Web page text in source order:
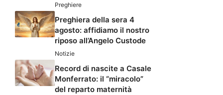
Preghiere
Preghiera della sera 4
agosto: affidiamo il nostro
riposo all’Angelo Custode
Notizie
Record di nascite a Casale
Monferrato: il “miracolo”
del reparto maternità